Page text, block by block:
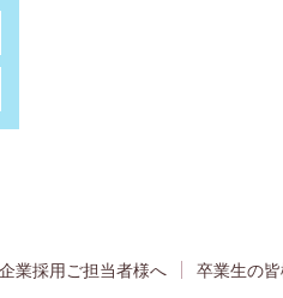
企業採用ご担当者様へ 卒業生の